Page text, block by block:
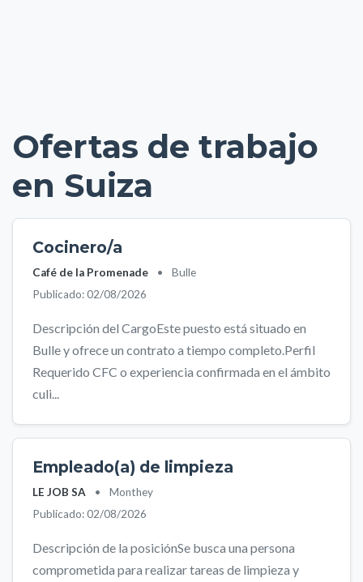
Ofertas de trabajo
en Suiza
Cocinero/a
Café de la Promenade •
Bulle
Publicado: 02/08/2026
Descripción del CargoEste puesto está situado en
Bulle y ofrece un contrato a tiempo completo.Perfil
Requerido CFC o experiencia confirmada en el ámbito
culi...
Empleado(a) de limpieza
LE JOB SA •
Monthey
Publicado: 02/08/2026
Descripción de la posiciónSe busca una persona
comprometida para realizar tareas de limpieza y